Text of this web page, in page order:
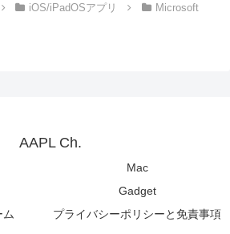
iOS/iPadOSアプリ
Microsoft
AAPL Ch.
Mac
Gadget
プライバシーポリシーと免責事項